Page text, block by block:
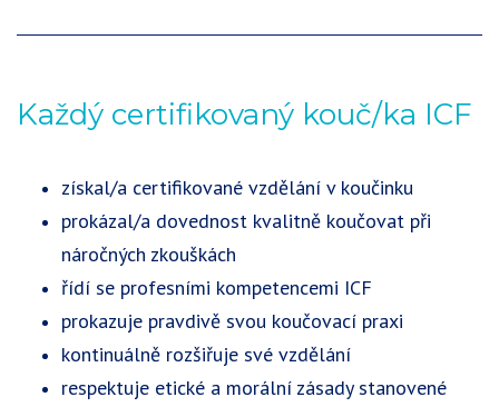
Každý certifikovaný kouč/ka ICF
získal/a certifikované vzdělání v koučinku
prokázal/a dovednost kvalitně koučovat při
náročných zkouškách
řídí se profesními kompetencemi ICF
prokazuje pravdivě svou koučovací praxi
kontinuálně rozšiřuje své vzdělání
respektuje etické a morální zásady stanovené